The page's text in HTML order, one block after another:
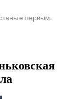
первым.